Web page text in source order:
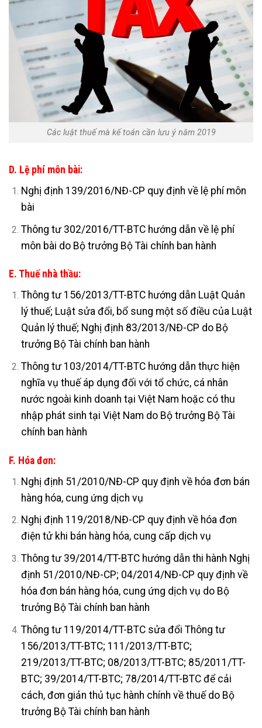
Các luật thuế mà kế toán cần lưu ý năm 2019
D. Lệ phí môn bài:
Nghị định 139/2016/NĐ-CP quy định về lệ phí môn
bài
Thông tư 302/2016/TT-BTC hướng dẫn về lệ phí
môn bài do Bộ trưởng Bộ Tài chính ban hành
E. Thuế nhà thầu:
Thông tư 156/2013/TT-BTC hướng dẫn Luật Quản
lý thuế; Luật sửa đổi, bổ sung một số điều của Luật
Quản lý thuế; Nghị định 83/2013/NĐ-CP do Bộ
trưởng Bộ Tài chính ban hành
Thông tư 103/2014/TT-BTC hướng dẫn thực hiện
nghĩa vụ thuế áp dụng đối với tổ chức, cá nhân
nước ngoài kinh doanh tại Việt Nam hoặc có thu
nhập phát sinh tại Việt Nam do Bộ trưởng Bộ Tài
chính ban hành
F. Hóa đơn:
Nghị định 51/2010/NĐ-CP quy định về hóa đơn bán
hàng hóa, cung ứng dịch vụ
Nghị định 119/2018/NĐ-CP quy định về hóa đơn
điện tử khi bán hàng hóa, cung cấp dịch vụ
Thông tư 39/2014/TT-BTC hướng dẫn thi hành Nghị
định 51/2010/NĐ-CP; 04/2014/NĐ-CP quy định về
hóa đơn bán hàng hóa, cung ứng dịch vụ do Bộ
trưởng Bộ Tài chính ban hành
Thông tư 119/2014/TT-BTC sửa đổi Thông tư
156/2013/TT-BTC; 111/2013/TT-BTC;
219/2013/TT-BTC; 08/2013/TT-BTC; 85/2011/TT-
BTC; 39/2014/TT-BTC; 78/2014/TT-BTC để cải
cách, đơn giản thủ tục hành chính về thuế do Bộ
trưởng Bộ Tài chính ban hành